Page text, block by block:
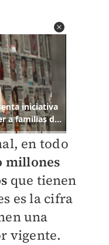
en todo
millones
que tienen
es la cifra
una
vigente.